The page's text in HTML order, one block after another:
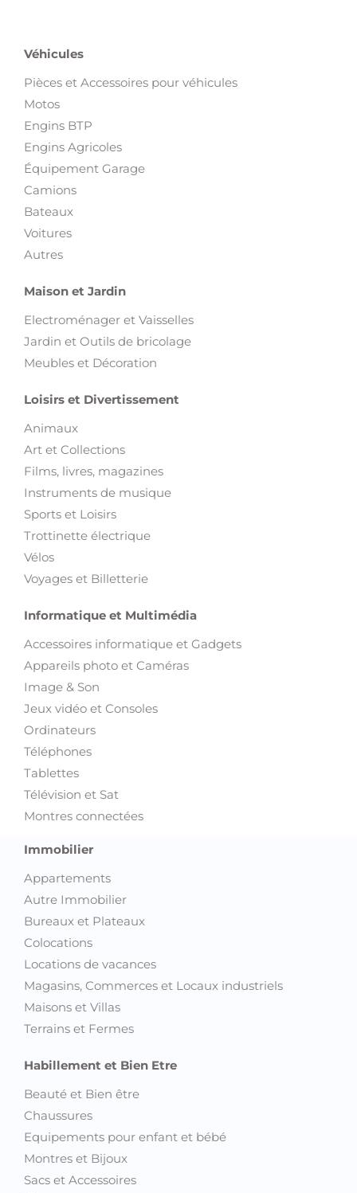
Véhicules
Pièces et Accessoires pour véhicules
Motos
Engins BTP
Engins Agricoles
Équipement Garage
Camions
Bateaux
Voitures
Autres
Maison et Jardin
Electroménager et Vaisselles
Jardin et Outils de bricolage
Meubles et Décoration
Loisirs et Divertissement
Animaux
Art et Collections
Films, livres, magazines
Instruments de musique
Sports et Loisirs
Trottinette électrique
Vélos
Voyages et Billetterie
Informatique et Multimédia
Accessoires informatique et Gadgets
Appareils photo et Caméras
Image & Son
Jeux vidéo et Consoles
Ordinateurs
Téléphones
Tablettes
Télévision et Sat
Montres connectées
Immobilier
Appartements
Autre Immobilier
Bureaux et Plateaux
Colocations
Locations de vacances
Magasins, Commerces et Locaux industriels
Maisons et Villas
Terrains et Fermes
Habillement et Bien Etre
Beauté et Bien être
Chaussures
Equipements pour enfant et bébé
Montres et Bijoux
Sacs et Accessoires